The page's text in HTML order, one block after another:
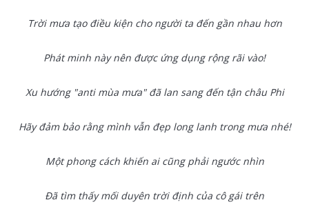
Trời mưa tạo điều kiện cho người ta đến gần nhau hơn
Phát minh này nên được ứng dụng rộng rãi vào!
Xu hướng "anti mùa mưa" đã lan sang đến tận châu Phi
Hãy đảm bảo rằng mình vẫn đẹp long lanh trong mưa nhé!
Một phong cách khiến ai cũng phải ngước nhìn
Đã tìm thấy mối duyên trời định của cô gái trên